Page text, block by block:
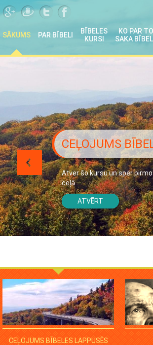
SĀKUMS PAR BĪBELI
BĪBELES
KURSI
KO PAR TO
SAKA
CEĻOJUMS
Atver šo kursu un sper
ceļā
ATVĒRT
CEĻOJUMS BĪBELES LAPPUSĒS